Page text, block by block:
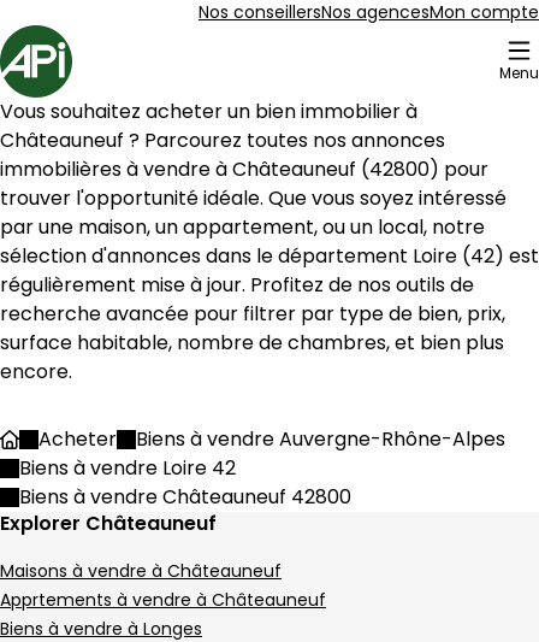
Nos conseillersNos agencesMon compte
Accueil
Menu
11 Biens en vente à Châteauneuf (42800)
• 1520 m² Châteauneuf
Aller à l'image1
Aller à l'image2
Aller à l'image 3
Aller à l'image 4
165 000 €
Châteauneuf - 42800
Terrain • 1520 m²
Terrain 1520 m²
222 m² 7 pièces Sainte-Croix-en-
Aller à l'image1
Aller à l'image 2
Aller à l'image 3
Aller à l'image 4
Aller à l'image 5
Châteauneuf ? Parcourez toutes nos annonces
immobilières à vendre à Châteauneuf (42800) pour
trouver l'opportunité idéale. Que vous soyez intéressé
par une maison, un appartement, ou un local, notre
sélection d'annonces dans le département Loire (42) est
régulièrement mise à jour. Profitez de nos outils de
recherche avancée pour filtrer par type de bien, prix,
surface habitable, nombre de chambres, et bien plus
encore.
AccueilAcheter
Biens à vendre Auvergne-Rhône-Alpes
Biens à vendre Loire 42
Biens à vendre Châteauneuf 42800
Explorer Châteauneuf
Maisons à vendre à Châteauneuf
Apprtements à vendre à Châteauneuf
Biens à vendre à Longes